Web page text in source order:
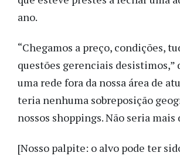
ano.
“Chegamos a preço, condições,
questões gerenciais desistimos,”
uma rede fora da nossa área de
teria nenhuma sobreposição
nossos shoppings. Não seria mais
[Nosso palpite: o alvo pode ter